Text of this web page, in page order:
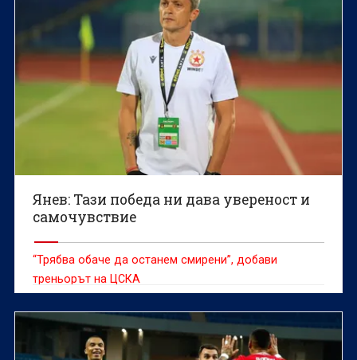
Янев: Тази победа ни дава увереност и
самочувствие
“Трябва обаче да останем смирени”, добави
треньорът на ЦСКА